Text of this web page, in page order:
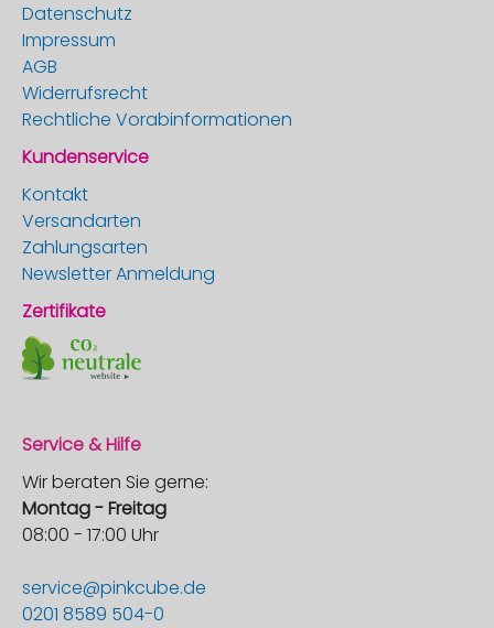
Datenschutz
Impressum
AGB
Widerrufsrecht
Rechtliche Vorabinformationen
Kundenservice
Kontakt
Versandarten
Zahlungsarten
Newsletter Anmeldung
Zertifikate
Service & Hilfe
Wir beraten Sie gerne:
Montag - Freitag
08:00 - 17:00 Uhr
service@pinkcube.de
0201 8589 504-0